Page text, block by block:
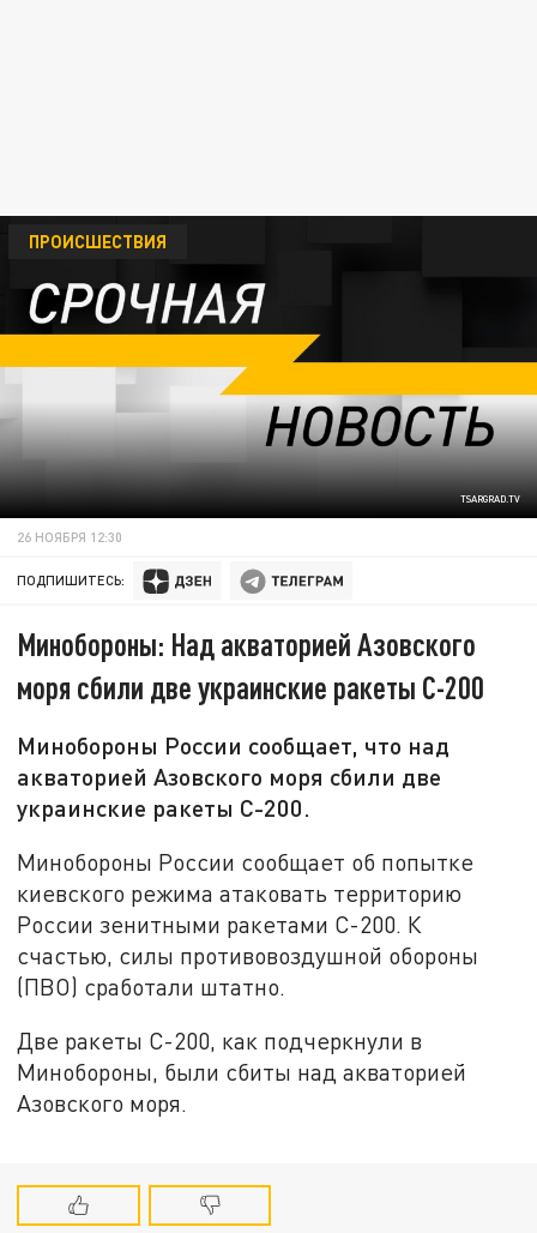
TSARGRAD.TV
ПРОИСШЕСТВИЯ
26 НОЯБРЯ 12:30
ПОДПИШИТЕСЬ:
Минобороны: Над акваторией Азовского
моря сбили две украинские ракеты С-200
Минобороны России сообщает, что над
акваторией Азовского моря сбили две
украинские ракеты С-200.
Минобороны России сообщает об попытке
киевского режима атаковать территорию
России зенитными ракетами С-200. К
счастью, силы противовоздушной обороны
(ПВО) сработали штатно.
Две ракеты С-200, как подчеркнули в
Минобороны, были сбиты над акваторией
Азовского моря.